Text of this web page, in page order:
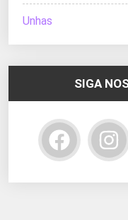
Unhas
SIGA